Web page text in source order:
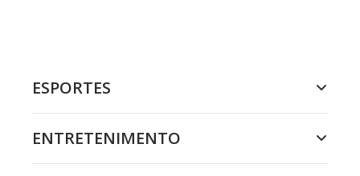
ESPORTES
ENTRETENIMENTO